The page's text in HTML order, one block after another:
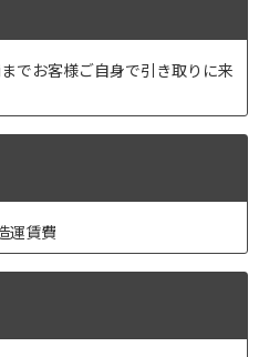
でお客様ご自身で引き取りに来
運賃費